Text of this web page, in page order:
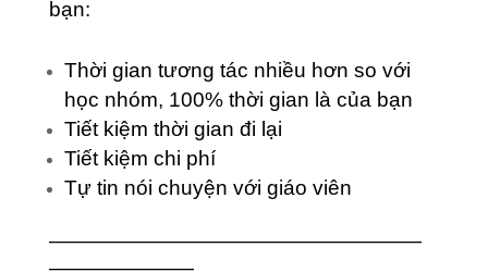
bạn:
Thời gian tương tác nhiều hơn so với
học nhóm, 100% thời gian là của bạn
Tiết kiệm thời gian đi lại
Tiết kiệm chi phí
Tự tin nói chuyện với giáo viên
——————————————————